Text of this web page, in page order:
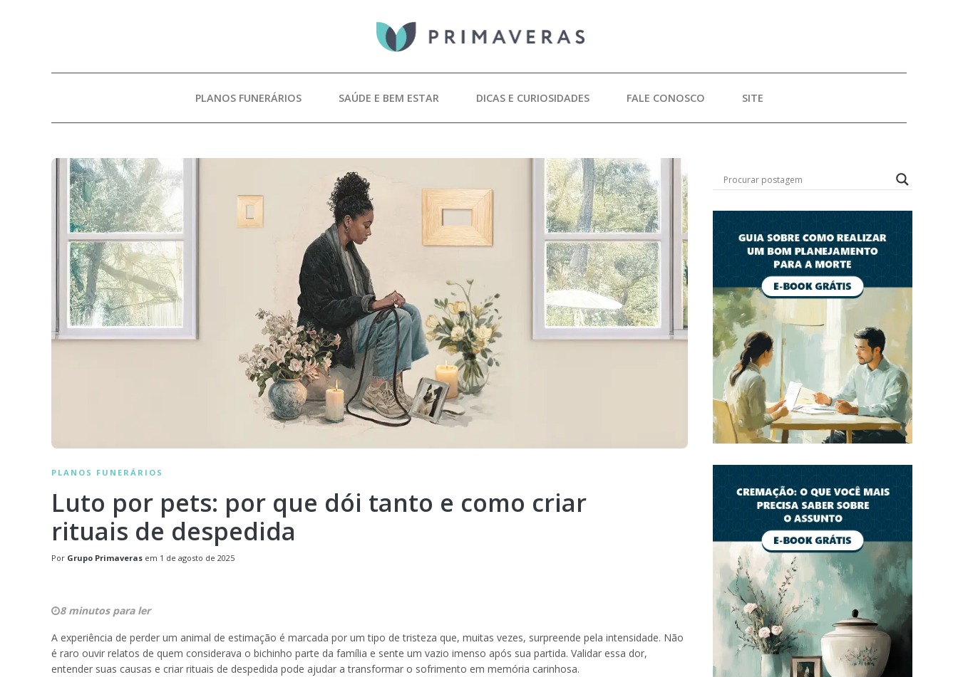
PLANOS FUNERÁRIOS SAÚDE E BEM ESTAR DICAS E CURIOSIDADES FALE CONOSCO SITE
PLANOS FUNERÁRIOS
Luto por pets: por que dói tanto e como criar
rituais de despedida
Por Grupo Primaveras em 1 de agosto de 2025
8 minutos para ler
A experiência de perder um animal de estimação é marcada por um tipo de tristeza que, muitas vezes, surpreende pela intensidade. Não
é raro ouvir relatos de quem considerava o bichinho parte da família e sente um vazio imenso após sua partida. Validar essa dor,
entender suas causas e criar rituais de despedida pode ajudar a transformar o sofrimento em memória carinhosa.